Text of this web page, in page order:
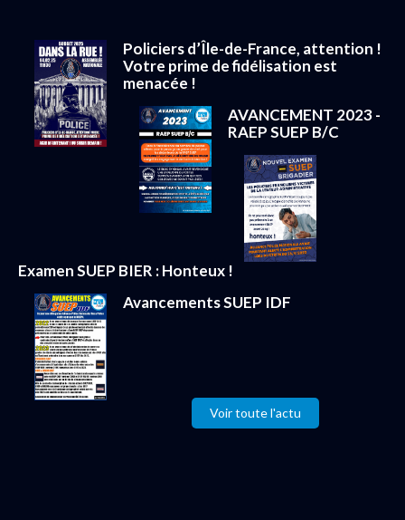
Policiers d’Île-de-France, attention !
Votre prime de fidélisation est
menacée !
AVANCEMENT 2023 -
RAEP SUEP B/C
Examen SUEP BIER : Honteux !
Avancements SUEP IDF
Voir toute l'actu